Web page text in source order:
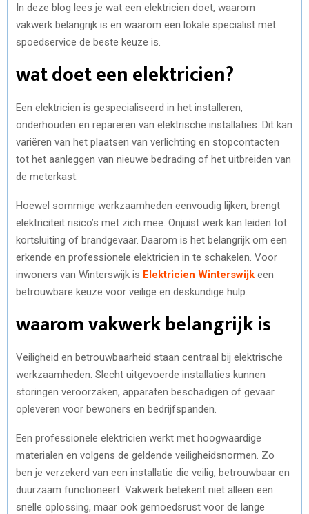
In deze blog lees je wat een elektricien doet, waarom
vakwerk belangrijk is en waarom een lokale specialist met
spoedservice de beste keuze is.
wat doet een elektricien?
Een elektricien is gespecialiseerd in het installeren,
onderhouden en repareren van elektrische installaties. Dit kan
variëren van het plaatsen van verlichting en stopcontacten
tot het aanleggen van nieuwe bedrading of het uitbreiden van
de meterkast.
Hoewel sommige werkzaamheden eenvoudig lijken, brengt
elektriciteit risico’s met zich mee. Onjuist werk kan leiden tot
kortsluiting of brandgevaar. Daarom is het belangrijk om een
erkende en professionele elektricien in te schakelen. Voor
inwoners van Winterswijk is Elektricien Winterswijk een
betrouwbare keuze voor veilige en deskundige hulp.
waarom vakwerk belangrijk is
Veiligheid en betrouwbaarheid staan centraal bij elektrische
werkzaamheden. Slecht uitgevoerde installaties kunnen
storingen veroorzaken, apparaten beschadigen of gevaar
opleveren voor bewoners en bedrijfspanden.
Een professionele elektricien werkt met hoogwaardige
materialen en volgens de geldende veiligheidsnormen. Zo
ben je verzekerd van een installatie die veilig, betrouwbaar en
duurzaam functioneert. Vakwerk betekent niet alleen een
snelle oplossing, maar ook gemoedsrust voor de lange